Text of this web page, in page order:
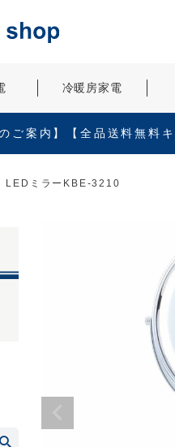
冷暖房家電
ご案内】【全品送料無料
LEDミラーKBE-3210